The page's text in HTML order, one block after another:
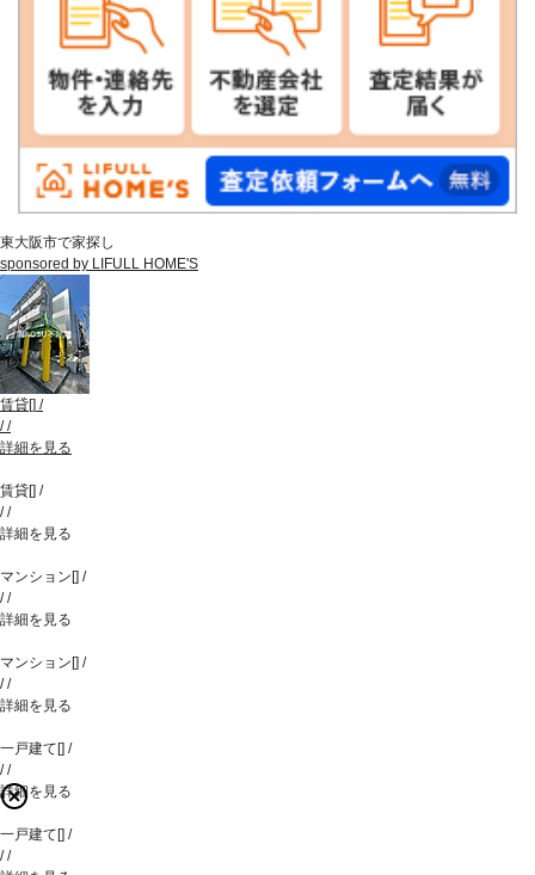
東大阪市で家探し
sponsored by LIFULL HOME'S
賃貸[] /
//
詳細を見る
賃貸[] /
//
詳細を見る
マンション [] /
//
詳細を見る
マンション [] /
//
詳細を見る
一戸建て [] /
//
詳細を見る
一戸建て [] /
//